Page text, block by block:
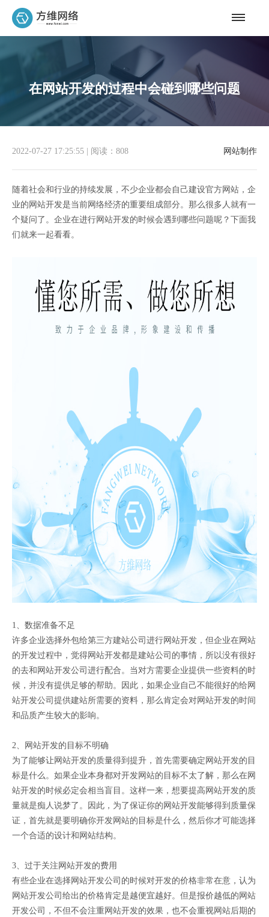
在网站开发的过程中会碰到哪些问题
网站制作
2022-07-27 17:25:55 阅读：808
随着社会和行业的持续发展，不少企业都会自己建设官方网站，企
业的网站开发是当前网络经济的重要组成部分。那么很多人就有一
个疑问了。企业在进行网站开发的时候会遇到哪些问题呢？下面我
们就来一起看看。
1、数据准备不足
许多企业选择外包给第三方建站公司进行网站开发，但企业在网站
的开发过程中，觉得网站开发都是建站公司的事情，所以没有很好
的去和网站开发公司进行配合。当对方需要企业提供一些资料的时
候，并没有提供足够的帮助。因此，如果企业自己不能很好的给网
站开发公司提供建站所需要的资料，那么肯定会对网站开发的时间
和品质产生较大的影响。
2、网站开发的目标不明确
为了能够让网站开发的质量得到提升，首先需要确定网站开发的目
标是什么。如果企业本身都对开发网站的目标不太了解，那么在网
站开发的时候必定会相当盲目。这样一来，想要提高网站开发的质
量就是痴人说梦了。因此，为了保证你的网站开发能够得到质量保
证，首先就是要明确你开发网站的目标是什么，然后你才可能选择
一个合适的设计和网站结构。
3、过于关注网站开发的费用
有些企业在选择网站开发公司的时候对开发的价格非常在意，认为
网站开发公司给出的价格肯定是越便宜越好。但是报价越低的网站
开发公司，不但不会注重网站开发的效果，也不会重视网站后期的